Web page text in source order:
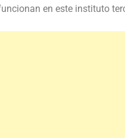
en este instituto